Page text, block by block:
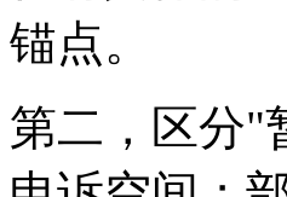
锚点。
第二，区分"